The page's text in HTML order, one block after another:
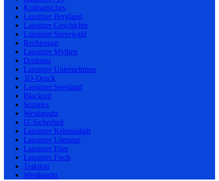
Kulinarisches
Lausitzer Bergland
Lausitzer Geschichte
Lausitzer Spreewald
Rechtsstaat
Lausitzer Mythen
Drohnen
Lausitzer Unternehmen
3D-Druck
Lausitzer Seenland
Blackout
Soziales
Westlausitz
IT-Sicherheit
Lausitzer Kriminalität
Lausitzer Literatur
Lausitzer Film
Lausitzer Fisch
Traktion
Westlausitz